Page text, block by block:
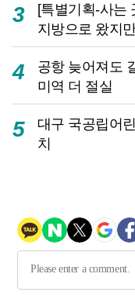
3
[특별기획-사는
지방으로 왔지
4
공항 늦어져도
미역 더 절실
5
대구 국공립어
치